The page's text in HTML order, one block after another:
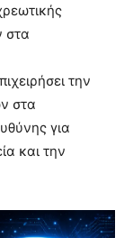
στα
την
στα
για
και την